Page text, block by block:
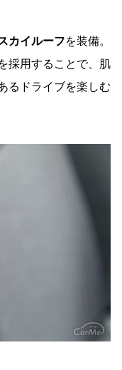
カイルーフを装備。
採用することで、肌
るドライブを楽しむ